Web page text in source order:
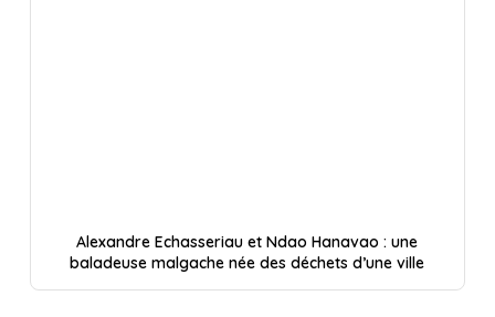
Alexandre Echasseriau et Ndao Hanavao : une
baladeuse malgache née des déchets d’une ville